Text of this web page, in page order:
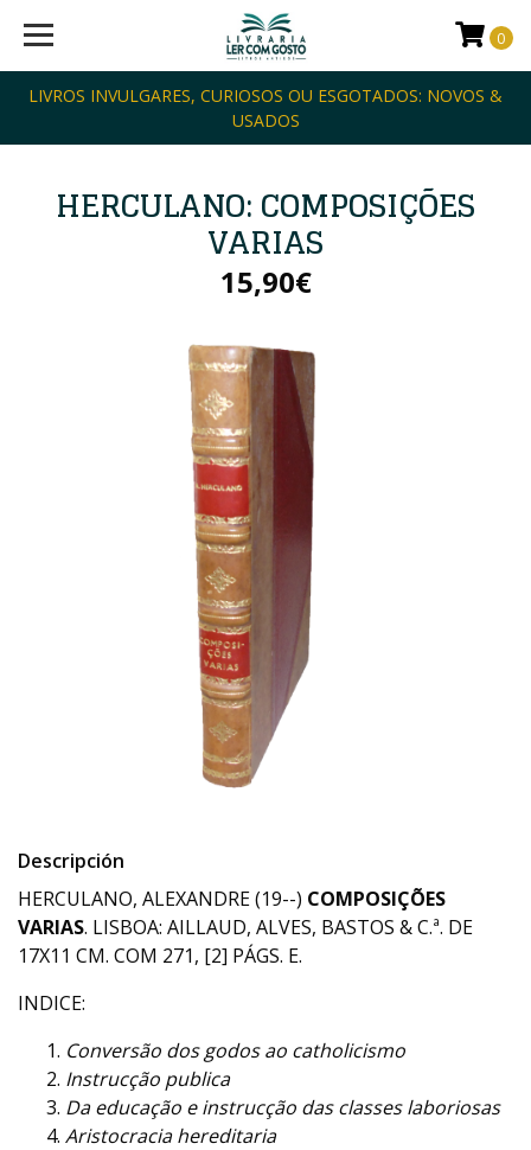
LIVROS INVULGARES, CURIOSOS OU ESGOTADOS: NOVOS &
USADOS
0
HERCULANO: COMPOSIÇÕES
VARIAS
15,90€
Descripción
HERCULANO, ALEXANDRE (19--) COMPOSIÇÕES
VARIAS. LISBOA: AILLAUD, ALVES, BASTOS & C.ª. DE
17X11 CM. COM 271, [2] PÁGS. E.
INDICE:
Conversão dos godos ao catholicismo
Instrucção publica
Da educação e instrucção das classes laboriosas
Aristocracia hereditaria